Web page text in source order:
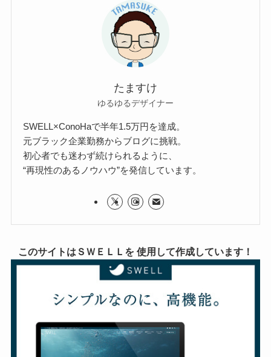
たますけ
ゆるゆるデザイナー
SWELL×ConoHaで半年1.5万円を達成。
元ブラック企業勤務からブログに挑戦。
初心者でも迷わず続けられるように、
“再現性のあるノウハウ”を発信しています。
このサイトはＳＷＥＬＬを 使用して作成しています！